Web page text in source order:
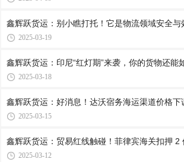
鑫辉跃货运：别小瞧打托！它是物流领域安全与
2025-03-19
鑫辉跃货运：印尼“红灯期”来袭，你的货物还能
2025-03-18
鑫辉跃货运：好消息！达沃宿务海运渠道价格下
2025-03-15
鑫辉跃货运：贸易红线触碰！菲律宾海关扣押 2
2025-03-12